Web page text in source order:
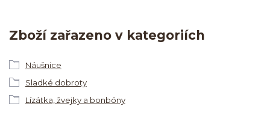
Zboží zařazeno v kategoriích
Náušnice
Sladké dobroty
Lízátka, žvejky a bonbóny